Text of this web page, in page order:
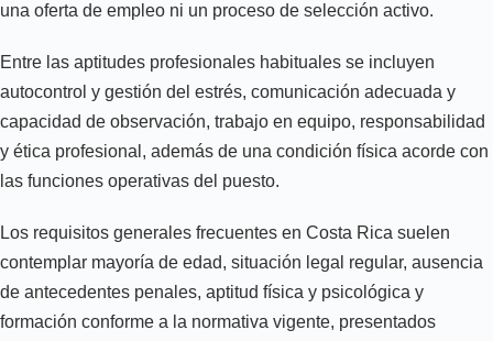
una oferta de empleo ni un proceso de selección activo.
Entre las aptitudes profesionales habituales se incluyen
autocontrol y gestión del estrés, comunicación adecuada y
capacidad de observación, trabajo en equipo, responsabilidad
y ética profesional, además de una condición física acorde con
las funciones operativas del puesto.
Los requisitos generales frecuentes en Costa Rica suelen
contemplar mayoría de edad, situación legal regular, ausencia
de antecedentes penales, aptitud física y psicológica y
formación conforme a la normativa vigente, presentados